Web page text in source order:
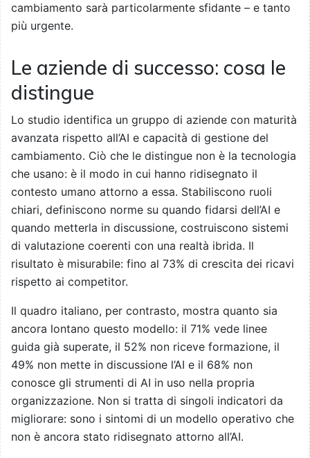
cambiamento sarà particolarmente sfidante – e tanto
più urgente.
Le aziende di successo: cosa le
distingue
Lo studio identifica un gruppo di aziende con maturità
avanzata rispetto all’AI e capacità di gestione del
cambiamento. Ciò che le distingue non è la tecnologia
che usano: è il modo in cui hanno ridisegnato il
contesto umano attorno a essa. Stabiliscono ruoli
chiari, definiscono norme su quando fidarsi dell’AI e
quando metterla in discussione, costruiscono sistemi
di valutazione coerenti con una realtà ibrida. Il
risultato è misurabile: fino al 73% di crescita dei ricavi
rispetto ai competitor.
Il quadro italiano, per contrasto, mostra quanto sia
ancora lontano questo modello: il 71% vede linee
guida già superate, il 52% non riceve formazione, il
49% non mette in discussione l’AI e il 68% non
conosce gli strumenti di AI in uso nella propria
organizzazione. Non si tratta di singoli indicatori da
migliorare: sono i sintomi di un modello operativo che
non è ancora stato ridisegnato attorno all’AI.